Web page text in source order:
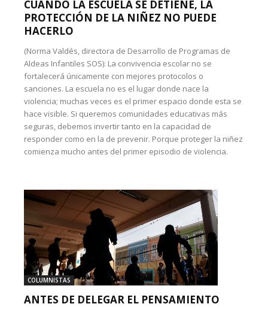
CUANDO LA ESCUELA SE DETIENE, LA
PROTECCIÓN DE LA NIÑEZ NO PUEDE
HACERLO
(Norma Valdés, directora de Desarrollo de Programas de
Aldeas Infantiles SOS): La convivencia escolar no se
fortalecerá únicamente con mejores protocolos o
sanciones. La escuela no es el lugar donde nace la
violencia; muchas veces es el primer espacio donde esta se
hace visible. Si queremos comunidades educativas más
seguras, debemos invertir tanto en la capacidad de
responder como en la de prevenir. Porque proteger la niñez
comienza mucho antes del primer episodio de violencia.
COLUMNISTAS
ANTES DE DELEGAR EL PENSAMIENTO